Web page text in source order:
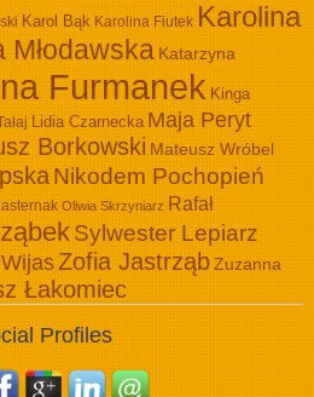
Karol Bąk Karolina Fiutek Karolina
Młodawska Katarzyna
Furmanek Kinga
Lidia Czarnecka Maja Peryt
Borkowski Mateusz Wróbel
Nikodem Pochopień
Oliwia Skrzyniarz Rafał
Sylwester Lepiarz
Zofia JastrząbZuzanna
Łakomiec
Profiles